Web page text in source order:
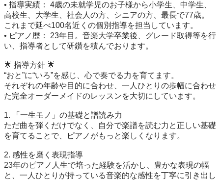
• 指導実績： 4歳の未就学児のお子様から小学生、中学生、
高校生、大学生、社会人の方、シニアの方、最長で77歳。
これまで延べ100名近くの個別指導を担当しています。
• ピアノ歴： 23年目。音楽大学卒業後、グレード取得等を行
い、指導者として研鑽を積んでおります。
🌟 指導方針 🌟
“おと”に“いろ”を感じ、心で奏でる力を育てます。
それぞれの年齢や目的に合わせ、一人ひとりの歩幅に合わせ
た完全オーダーメイドのレッスンを大切にしています。
1. 「一生モノ」の基礎と譜読み力
ただ曲を弾くだけでなく、自分で楽譜を読む力と正しい基礎
を育てることで、ピアノがもっと楽しくなります。
2. 感性を磨く表現指導
23年のピアノ人生で培った経験を活かし、豊かな表現の幅
と、一人ひとりが持っている音楽的な感性を丁寧に引き出し